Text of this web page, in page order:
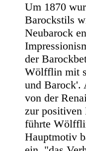
Um 1870
Barockstils
Neubarock
der
Wölfflin mit
und Barock'.
von der
zur positiven
führte
Hauptmotiv